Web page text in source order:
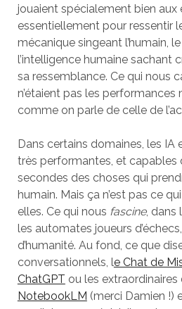
jouaient spécialement bien aux
essentiellement pour ressentir
mécanique singeant l’humain,
l’intelligence humaine sachant
sa ressemblance. Ce qui nous
n’étaient pas les performances
comme on parle de celle de
Dans certains domaines, les
très performantes, et capables
secondes des choses qui
humain. Mais ça n’est pas ce
elles. Ce qui nous fascine, dans
les automates joueurs d’échecs,
d’humanité. Au fond, ce que
conversationnels, le Chat de
ChatGPT ou les
NotebookLM (merci Damien !)